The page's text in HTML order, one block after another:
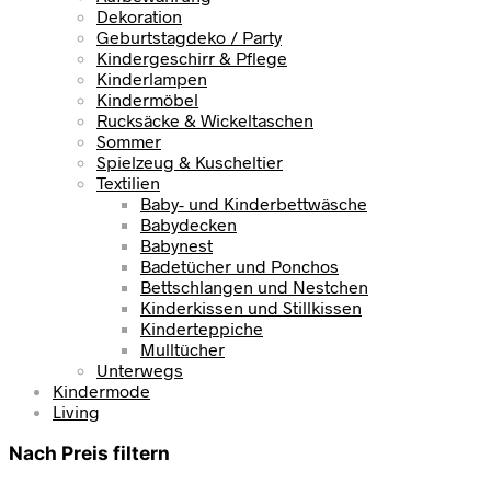
Dekoration
Geburtstagdeko / Party
Kindergeschirr & Pflege
Kinderlampen
Kindermöbel
Rucksäcke & Wickeltaschen
Sommer
Spielzeug & Kuscheltier
Textilien
Baby- und Kinderbettwäsche
Babydecken
Babynest
Badetücher und Ponchos
Bettschlangen und Nestchen
Kinderkissen und Stillkissen
Kinderteppiche
Mulltücher
Unterwegs
Kindermode
Living
Nach Preis filtern